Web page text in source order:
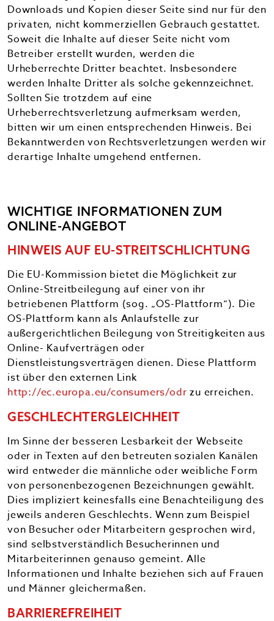
Downloads und Kopien dieser Seite sind nur für den
privaten, nicht kommerziellen Gebrauch gestattet.
Soweit die Inhalte auf dieser Seite nicht vom
Betreiber erstellt wurden, werden die
Urheberrechte Dritter beachtet. Insbesondere
werden Inhalte Dritter als solche gekennzeichnet.
Sollten Sie trotzdem auf eine
Urheberrechtsverletzung aufmerksam werden,
bitten wir um einen entsprechenden Hinweis. Bei
Bekanntwerden von Rechtsverletzungen werden wir
derartige Inhalte umgehend entfernen.
WICHTIGE INFORMATIONEN ZUM
ONLINE-ANGEBOT
HINWEIS AUF EU-STREITSCHLICHTUNG
Die EU-Kommission bietet die Möglichkeit zur
Online-Streitbeilegung auf einer von ihr
betriebenen Plattform (sog. „OS-Plattform“). Die
OS-Plattform kann als Anlaufstelle zur
außergerichtlichen Beilegung von Streitigkeiten aus
Online- Kaufverträgen oder
Dienstleistungsverträgen dienen. Diese Plattform
ist über den externen Link
http://ec.europa.eu/consumers/odr zu erreichen.
GESCHLECHTERGLEICHHEIT
Im Sinne der besseren Lesbarkeit der Webseite
oder in Texten auf den betreuten sozialen Kanälen
wird entweder die männliche oder weibliche Form
von personenbezogenen Bezeichnungen gewählt.
Dies impliziert keinesfalls eine Benachteiligung des
jeweils anderen Geschlechts. Wenn zum Beispiel
von Besucher oder Mitarbeitern gesprochen wird,
sind selbstverständlich Besucherinnen und
Mitarbeiterinnen genauso gemeint. Alle
Informationen und Inhalte beziehen sich auf Frauen
und Männer gleichermaßen.
BARRIEREFREIHEIT